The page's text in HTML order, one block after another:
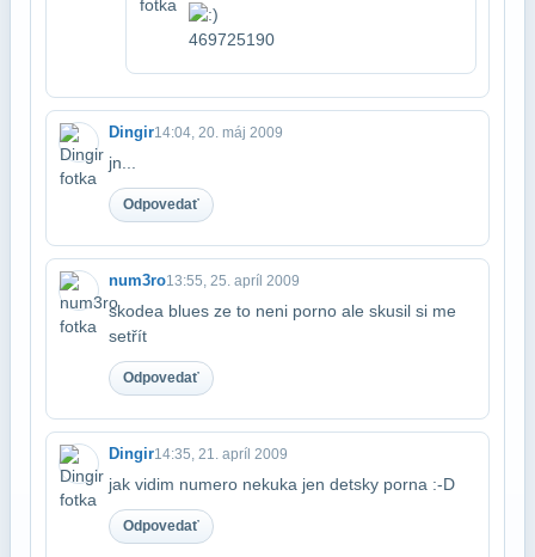
469725190
Dingir14:04, 20. máj 2009
jn...
Odpovedať
num3ro13:55, 25. apríl 2009
skodea blues ze to neni porno ale skusil si me
setřít
Odpovedať
Dingir14:35, 21. apríl 2009
jak vidim numero nekuka jen detsky porna :-D
Odpovedať